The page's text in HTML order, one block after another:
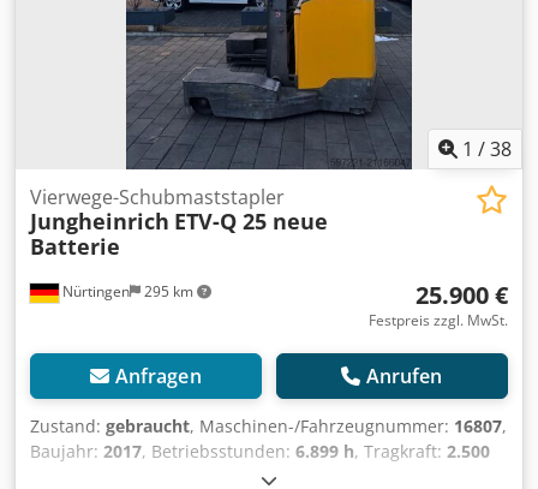
1 /38
Nürtingen 295 km
Vierwege-Schubmaststapler
Jungheinrich ETV-Q 25 neue
Batterie
25.900 €
Festpreis zzgl. MwSt.
Anfragen Anrufen
Zustand: gebraucht, Maschinen-/Fahrzeugnummer: 16807,
Baujahr: 2017, Betriebsstunden: 6.899 h, Tragkraft: 2.500
, Freihub: